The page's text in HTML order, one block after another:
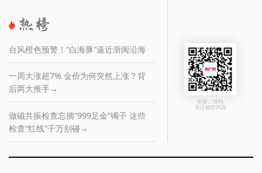
台风橙色预警！“白海豚”逼近浙闽沿海
一周大涨超7% 金价为何突然上涨？背
后两大推手→
做磁共振检查忘摘“999足金”镯子 这些
检查“红线”千万别碰→
长按二维码
关注精彩内容